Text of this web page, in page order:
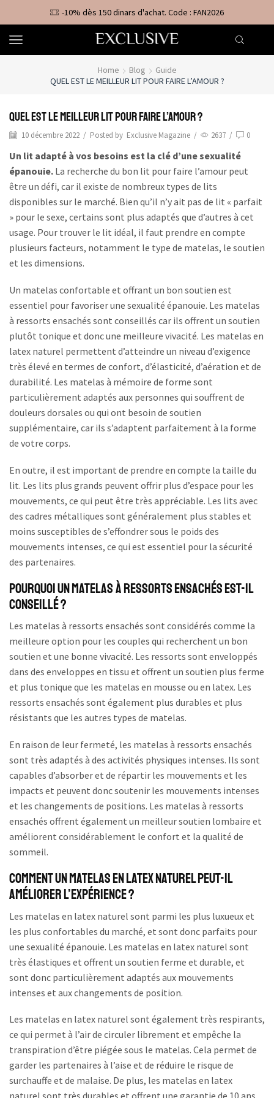
-10% dès 150 dinars d'achat. Code : FAN2026
Home Blog
Guide
QUEL EST LE MEILLEUR LIT POUR FAIRE L’AMOUR ?
Quel est le meilleur lit pour faire l’amour ?
10 décembre 2022 / Posted by Exclusive Magazine / 2637 / 0
Un lit adapté à vos besoins est la clé d’une sexualité
épanouie. La recherche du bon lit pour faire l’amour peut
être un défi, car il existe de nombreux types de lits
disponibles sur le marché. Bien qu’il n’y ait pas de lit « parfait
» pour le sexe, certains sont plus adaptés que d’autres à cet
usage. Pour trouver le lit idéal, il faut prendre en compte
plusieurs facteurs, notamment le type de matelas, le soutien
et les dimensions.
Un matelas confortable et offrant un bon soutien est
essentiel pour favoriser une sexualité épanouie. Les matelas
à ressorts ensachés sont conseillés car ils offrent un soutien
plutôt tonique et donc une meilleure vivacité. Les matelas en
latex naturel permettent d’atteindre un niveau d’exigence
très élevé en termes de confort, d’élasticité, d’aération et de
durabilité. Les matelas à mémoire de forme sont
particulièrement adaptés aux personnes qui souffrent de
douleurs dorsales ou qui ont besoin de soutien
supplémentaire, car ils s’adaptent parfaitement à la forme
de votre corps.
En outre, il est important de prendre en compte la taille du
lit. Les lits plus grands peuvent offrir plus d’espace pour les
mouvements, ce qui peut être très appréciable. Les lits avec
des cadres métalliques sont généralement plus stables et
moins susceptibles de s’effondrer sous le poids des
mouvements intenses, ce qui est essentiel pour la sécurité
des partenaires.
Pourquoi un matelas à ressorts ensachés est-il
conseillé ?
Les matelas à ressorts ensachés sont considérés comme la
meilleure option pour les couples qui recherchent un bon
soutien et une bonne vivacité. Les ressorts sont enveloppés
dans des enveloppes en tissu et offrent un soutien plus ferme
et plus tonique que les matelas en mousse ou en latex. Les
ressorts ensachés sont également plus durables et plus
résistants que les autres types de matelas.
En raison de leur fermeté, les matelas à ressorts ensachés
sont très adaptés à des activités physiques intenses. Ils sont
capables d’absorber et de répartir les mouvements et les
impacts et peuvent donc soutenir les mouvements intenses
et les changements de positions. Les matelas à ressorts
ensachés offrent également un meilleur soutien lombaire et
améliorent considérablement le confort et la qualité de
sommeil.
Comment un matelas en latex naturel peut-il
améliorer l’expérience ?
Les matelas en latex naturel sont parmi les plus luxueux et
les plus confortables du marché, et sont donc parfaits pour
une sexualité épanouie. Les matelas en latex naturel sont
très élastiques et offrent un soutien ferme et durable, et
sont donc particulièrement adaptés aux mouvements
intenses et aux changements de position.
Les matelas en latex naturel sont également très respirants,
ce qui permet à l’air de circuler librement et empêche la
transpiration d’être piégée sous le matelas. Cela permet de
garder les partenaires à l’aise et de réduire le risque de
surchauffe et de malaise. De plus, les matelas en latex